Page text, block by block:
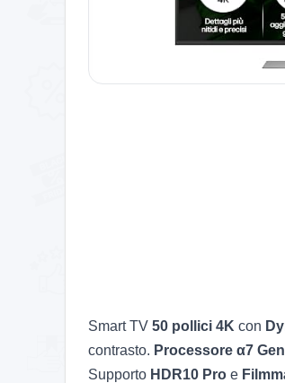
Smart TV 50 pollici 4K con
contrasto. Processore α7
Supporto HDR10 Pro e